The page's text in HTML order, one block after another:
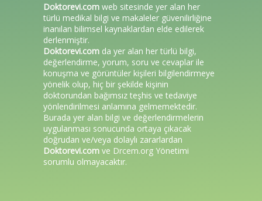
Doktorevi.comweb sitesinde yer alan her
türlü medikal bilgi ve makaleler güvenilirliğine
inanılan bilimsel kaynaklardan elde edilerek
derlenmiştir.
Doktorevi.comda yer alan her türlü bilgi,
değerlendirme, yorum, soru ve cevaplar ile
konuşma ve görüntüler kişileri bilgilendirmeye
yönelik olup, hiç bir şekilde kişinin
doktorundan bağımsız teşhis ve tedaviye
yönlendirilmesi anlamına gelmemektedir.
Burada yer alan bilgi ve değerlendirmelerin
uygulanması sonucunda ortaya çıkacak
doğrudan ve/veya dolaylı zararlardan
Doktorevi.comve Drcem.orgYönetimi
sorumlu olmayacaktır.